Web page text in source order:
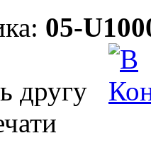
05-
другу